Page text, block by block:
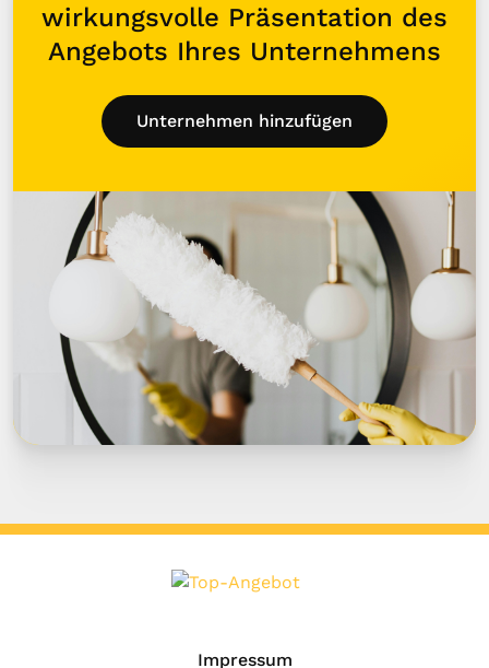
wirkungsvolle Präsentation des
Angebots Ihres Unternehmens
Unternehmen hinzufügen
Impressum